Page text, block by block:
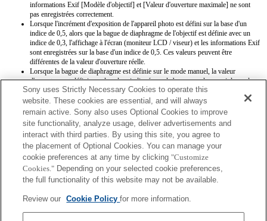
informations Exif [Modèle d'objectif] et [Valeur d'ouverture maximale] ne sont
pas enregistrées correctement.
Lorsque l'incrément d'exposition de l'appareil photo est défini sur la base d'un
indice de 0,5, alors que la bague de diaphragme de l'objectif est définie avec un
indice de 0,3, l'affichage à l'écran (moniteur LCD / viseur) et les informations Exif
sont enregistrées sur la base d'un indice de 0,5. Ces valeurs peuvent être
différentes de la valeur d'ouverture réelle.
Lorsque la bague de diaphragme est définie sur le mode manuel, la valeur
d'ouverture est définie sur la valeur indiquée sur la bague, quel que soit le mode
d'exposition.
Si la bague de diaphragme passe du mode automatique au mode manuel au cours
de l'enregistrement d'une séquence, l'enregistrement est arrêté.
Si vous faites tourner la bague de diaphragme, la période qui précède le passage
en mode d'économie d'énergie n'est pas étendue.
Si la bague de diaphragme est positionnée sur le mode manuel, le contrôle du
floutage d'arrière-plan du mode Créativité photo ne fonctionne pas correctement.
Cependant, l'affichage à l'écran est présenté normalement.
Si la bague de diaphragme est positionnée sur le mode manuel, la valeur
d'ouverture n'est pas enregistrée correctement lorsque vous enregistrez les
paramètres par le biais de la fonction Mémoire.
Les noms d’objectifs Exif ne seront pas correctement enregistrés. Mettez à jour le
logiciel système de l’appareil photo à la ver. 3.10 ou supérieure pour assurer un
affichage correct.
Sony uses Strictly Necessary Cookies to operate this
website. These cookies are essential, and will always
remain active. Sony also uses Optional Cookies to improve
site functionality, analyze usage, deliver advertisements and
interact with third parties. By using this site, you agree to
the placement of Optional Cookies. You can manage your
cookie preferences at any time by clicking "Customize
Cookies." Depending on your selected cookie preferences,
the full functionality of this website may not be available.
Review our Cookie Policyfor more information.